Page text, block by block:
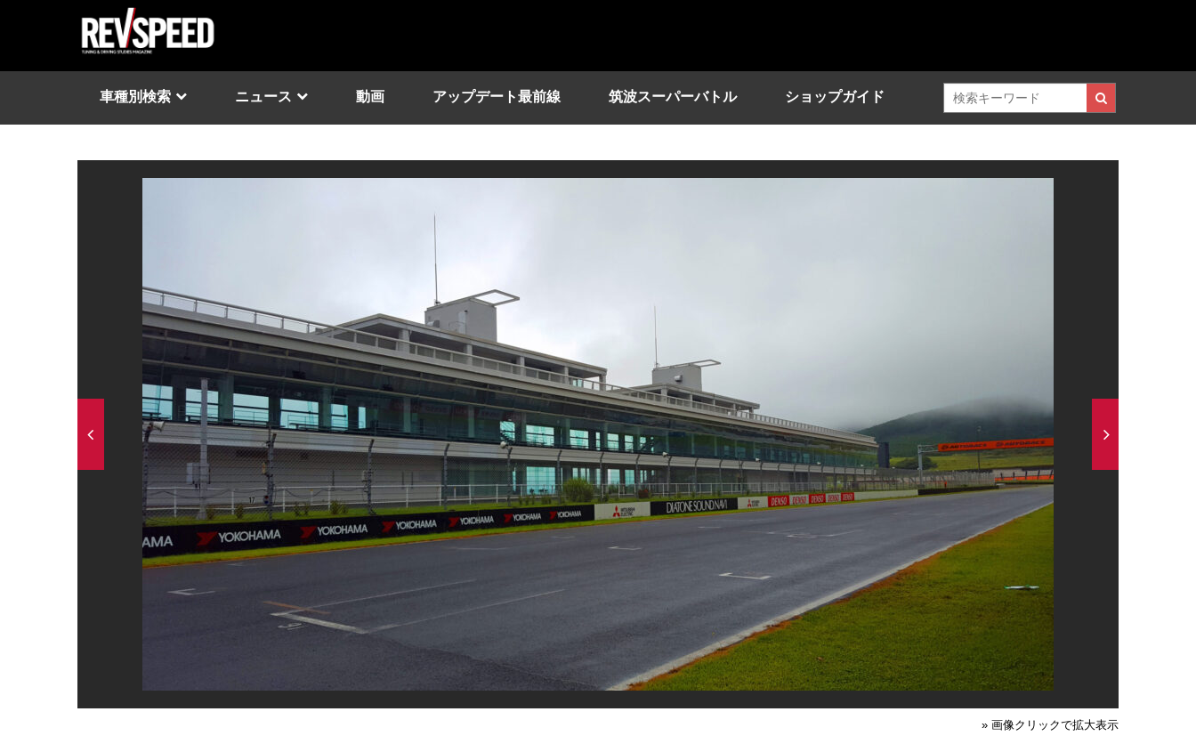
車種別検索 ニュース 動画 アップデート最前線 筑波スーパーバトル ショップガイド
» 画像クリックで拡大表示